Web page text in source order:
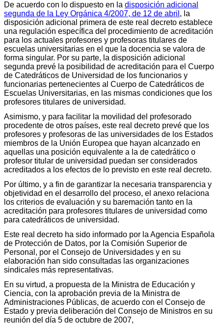
De acuerdo con lo dispuesto en la disposición adicional
segunda de la Ley Orgánica 4/2007, de 12 de abril , la
disposición adicional primera de este real decreto establece
una regulación específica del procedimiento de acreditación
para los actuales profesores y profesoras titulares de
escuelas universitarias en el que la docencia se valora de
forma singular. Por su parte, la disposición adicional
segunda prevé la posibilidad de acreditación para el Cuerpo
de Catedráticos de Universidad de los funcionarios y
funcionarias pertenecientes al Cuerpo de Catedráticos de
Escuelas Universitarias, en las mismas condiciones que los
profesores titulares de universidad.
Asimismo, y para facilitar la movilidad del profesorado
procedente de otros países, este real decreto prevé que los
profesores y profesoras de las universidades de los Estados
miembros de la Unión Europea que hayan alcanzado en
aquellas una posición equivalente a la de catedrático o
profesor titular de universidad puedan ser considerados
acreditados a los efectos de lo previsto en este real decreto.
Por último, y a fin de garantizar la necesaria transparencia y
objetividad en el desarrollo del proceso, el anexo relaciona
los criterios de evaluación y su baremación tanto en la
acreditación para profesores titulares de universidad como
para catedráticos de universidad.
Este real decreto ha sido informado por la Agencia Española
de Protección de Datos, por la Comisión Superior de
Personal, por el Consejo de Universidades y en su
elaboración han sido consultadas las organizaciones
sindicales más representativas.
En su virtud, a propuesta de la Ministra de Educación y
Ciencia, con la aprobación previa de la Ministra de
Administraciones Públicas, de acuerdo con el Consejo de
Estado y previa deliberación del Consejo de Ministros en su
reunión del día 5 de octubre de 2007,